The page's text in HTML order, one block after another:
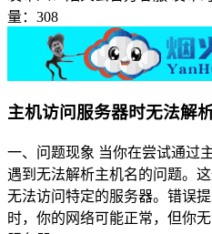
量：308
主机访问服务器时无法解
一、问题现象 当你在尝试通过
遇到无法解析主机名的问题。
无法访问特定的服务器。错误
时，你的网络可能正常，但你